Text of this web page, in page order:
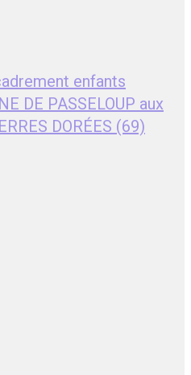
enfants
DE PASSELOUP aux
DORÉES (69)